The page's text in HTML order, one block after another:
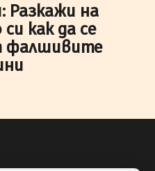
Разкажи на
как да се
фалшивите